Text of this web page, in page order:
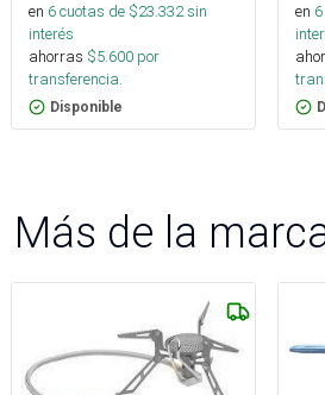
en 6cuotas de $23.332sin
interés
ahorras $5.600 por
transferencia.
Disponible
en 6
Más de la